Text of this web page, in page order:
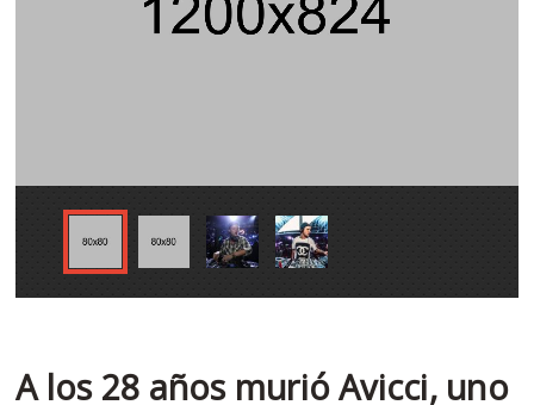
A los 28 años murió Avicci, uno